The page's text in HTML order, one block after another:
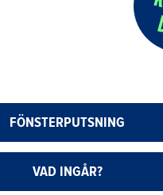
FÖNSTERPUTSNING
VAD INGÅR?